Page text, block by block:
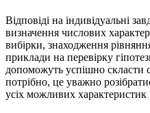
Відповіді на індивідуальні
визначення числових
вибірки, знаходження
приклади на перевірку
допоможуть успішно скласти
потрібно, це уважно
усіх можливих характеристик